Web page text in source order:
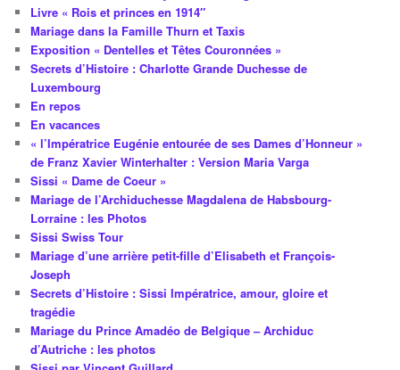
Livre « Rois et princes en 1914″
Mariage dans la Famille Thurn et Taxis
Exposition « Dentelles et Têtes Couronnées »
Secrets d’Histoire : Charlotte Grande Duchesse de
Luxembourg
En repos
En vacances
« l’Impératrice Eugénie entourée de ses Dames d’Honneur »
de Franz Xavier Winterhalter : Version Maria Varga
Sissi « Dame de Coeur »
Mariage de l’Archiduchesse Magdalena de Habsbourg-
Lorraine : les Photos
Sissi Swiss Tour
Mariage d’une arrière petit-fille d’Elisabeth et François-
Joseph
Secrets d’Histoire : Sissi Impératrice, amour, gloire et
tragédie
Mariage du Prince Amadéo de Belgique – Archiduc
d’Autriche : les photos